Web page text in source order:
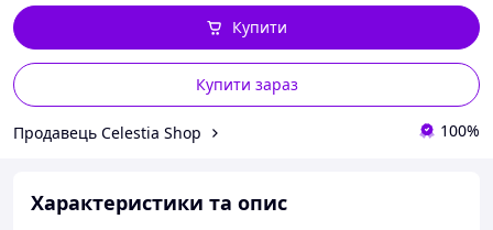
Купити зараз
Купити
Продавець Celestia Shop 100%
Характеристики та опис